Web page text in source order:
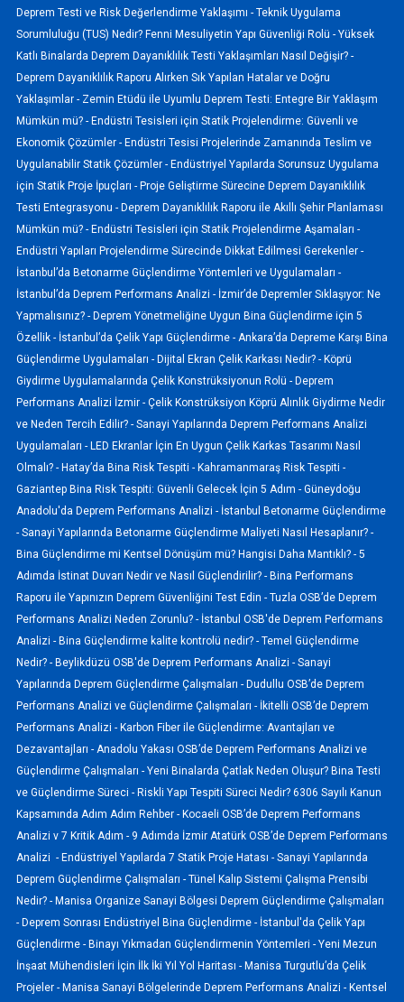
Deprem Testi ve Risk Değerlendirme Yaklaşımı - Teknik Uygulama
Sorumluluğu (TUS) Nedir? Fenni Mesuliyetin Yapı Güvenliği Rolü - Yüksek
Katlı Binalarda Deprem Dayanıklılık Testi Yaklaşımları Nasıl Değişir? -
Deprem Dayanıklılık Raporu Alırken Sık Yapılan Hatalar ve Doğru
Yaklaşımlar - Zemin Etüdü ile Uyumlu Deprem Testi: Entegre Bir Yaklaşım
Mümkün mü? - Endüstri Tesisleri için Statik Projelendirme: Güvenli ve
Ekonomik Çözümler - Endüstri Tesisi Projelerinde Zamanında Teslim ve
Uygulanabilir Statik Çözümler - Endüstriyel Yapılarda Sorunsuz Uygulama
için Statik Proje İpuçları - Proje Geliştirme Sürecine Deprem Dayanıklılık
Testi Entegrasyonu - Deprem Dayanıklılık Raporu ile Akıllı Şehir Planlaması
Mümkün mü? - Endüstri Tesisleri için Statik Projelendirme Aşamaları -
Endüstri Yapıları Projelendirme Sürecinde Dikkat Edilmesi Gerekenler -
İstanbul’da Betonarme Güçlendirme Yöntemleri ve Uygulamaları -
İstanbul’da Deprem Performans Analizi - İzmir’de Depremler Sıklaşıyor: Ne
Yapmalısınız? - Deprem Yönetmeliğine Uygun Bina Güçlendirme için 5
Özellik - İstanbul’da Çelik Yapı Güçlendirme - Ankara’da Depreme Karşı Bina
Güçlendirme Uygulamaları - Dijital Ekran Çelik Karkası Nedir? - Köprü
Giydirme Uygulamalarında Çelik Konstrüksiyonun Rolü - Deprem
Performans Analizi İzmir - Çelik Konstrüksiyon Köprü Alınlık Giydirme Nedir
ve Neden Tercih Edilir? - Sanayi Yapılarında Deprem Performans Analizi
Uygulamaları - LED Ekranlar İçin En Uygun Çelik Karkas Tasarımı Nasıl
Olmalı? - Hatay’da Bina Risk Tespiti - Kahramanmaraş Risk Tespiti -
Gaziantep Bina Risk Tespiti: Güvenli Gelecek İçin 5 Adım - Güneydoğu
Anadolu'da Deprem Performans Analizi - İstanbul Betonarme Güçlendirme
- Sanayi Yapılarında Betonarme Güçlendirme Maliyeti Nasıl Hesaplanır? -
Bina Güçlendirme mi Kentsel Dönüşüm mü? Hangisi Daha Mantıklı? - 5
Adımda İstinat Duvarı Nedir ve Nasıl Güçlendirilir? - Bina Performans
Raporu ile Yapınızın Deprem Güvenliğini Test Edin - Tuzla OSB’de Deprem
Performans Analizi Neden Zorunlu? - İstanbul OSB'de Deprem Performans
Analizi - Bina Güçlendirme kalite kontrolü nedir? - Temel Güçlendirme
Nedir? - Beylikdüzü OSB'de Deprem Performans Analizi - Sanayi
Yapılarında Deprem Güçlendirme Çalışmaları - Dudullu OSB’de Deprem
Performans Analizi ve Güçlendirme Çalışmaları - İkitelli OSB’de Deprem
Performans Analizi - Karbon Fiber ile Güçlendirme: Avantajları ve
Dezavantajları - Anadolu Yakası OSB’de Deprem Performans Analizi ve
Güçlendirme Çalışmaları - Yeni Binalarda Çatlak Neden Oluşur? Bina Testi
ve Güçlendirme Süreci - Riskli Yapı Tespiti Süreci Nedir? 6306 Sayılı Kanun
Kapsamında Adım Adım Rehber - Kocaeli OSB’de Deprem Performans
Analizi v 7 Kritik Adım - 9 Adımda İzmir Atatürk OSB’de Deprem Performans
Analizi - Endüstriyel Yapılarda 7 Statik Proje Hatası - Sanayi Yapılarında
Deprem Güçlendirme Çalışmaları - Tünel Kalıp Sistemi Çalışma Prensibi
Nedir? - Manisa Organize Sanayi Bölgesi Deprem Güçlendirme Çalışmaları
- Deprem Sonrası Endüstriyel Bina Güçlendirme - İstanbul'da Çelik Yapı
Güçlendirme - Binayı Yıkmadan Güçlendirmenin Yöntemleri - Yeni Mezun
İnşaat Mühendisleri İçin İlk İki Yıl Yol Haritası - Manisa Turgutlu’da Çelik
Projeler - Manisa Sanayi Bölgelerinde Deprem Performans Analizi - Kentsel